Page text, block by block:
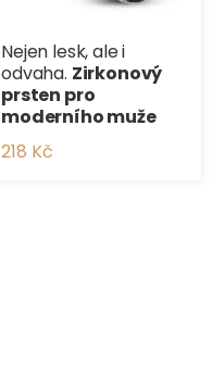
Nejen lesk, ale i
odvaha. Zirkonový
prsten pro
moderního muže
218 Kč